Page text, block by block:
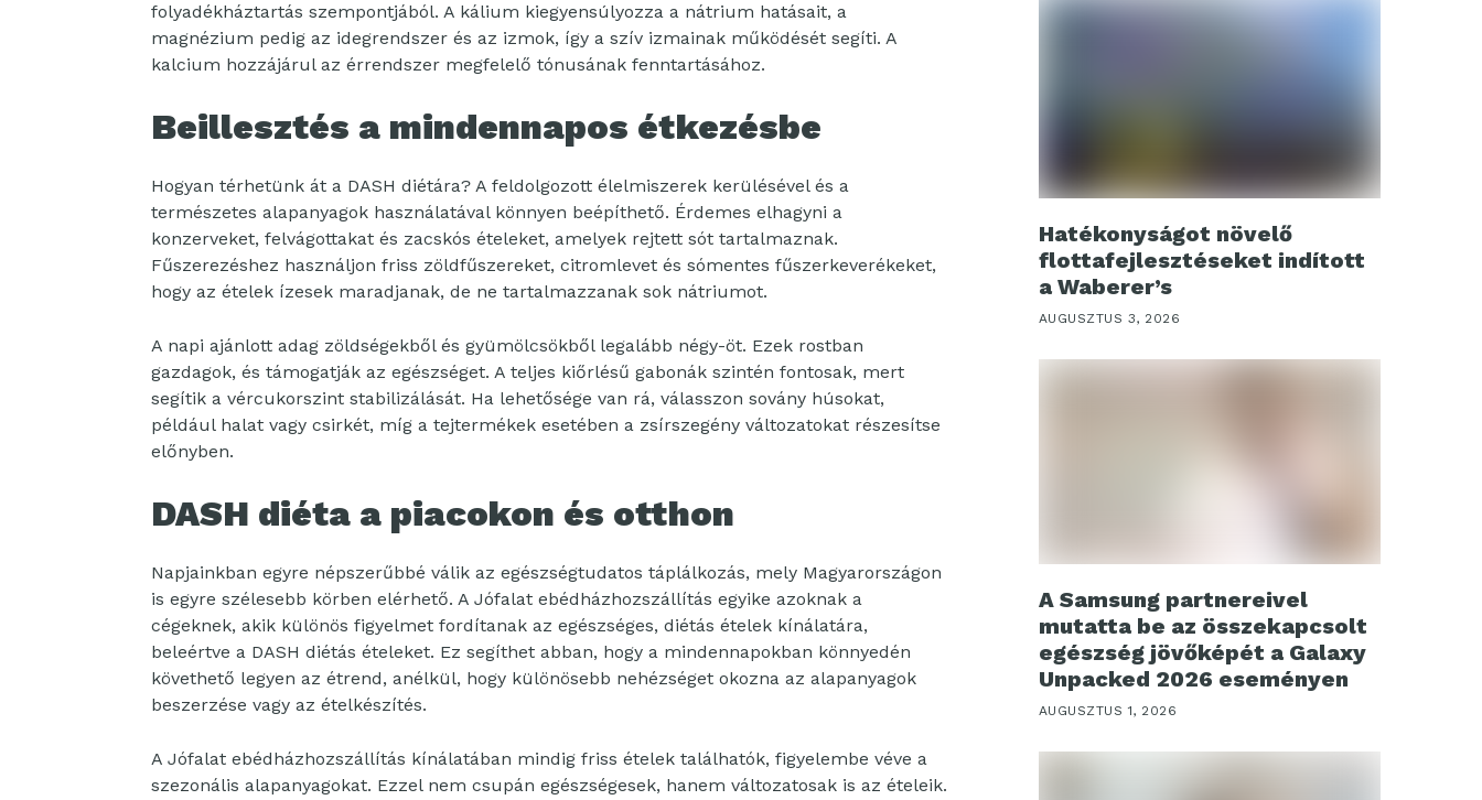
folyadékháztartás szempontjából. A kálium kiegyensúlyozza a nátrium hatásait, a
magnézium pedig az idegrendszer és az izmok, így a szív izmainak működését segíti. A
kalcium hozzájárul az érrendszer megfelelő tónusának fenntartásához.
Beillesztés a mindennapos étkezésbe
Hogyan térhetünk át a DASH diétára? A feldolgozott élelmiszerek kerülésével és a
természetes alapanyagok használatával könnyen beépíthető. Érdemes elhagyni a
konzerveket, felvágottakat és zacskós ételeket, amelyek rejtett sót tartalmaznak.
Fűszerezéshez használjon friss zöldfűszereket, citromlevet és sómentes fűszerkeverékeket,
hogy az ételek ízesek maradjanak, de ne tartalmazzanak sok nátriumot.
A napi ajánlott adag zöldségekből és gyümölcsökből legalább négy-öt. Ezek rostban
gazdagok, és támogatják az egészséget. A teljes kiőrlésű gabonák szintén fontosak, mert
segítik a vércukorszint stabilizálását. Ha lehetősége van rá, válasszon sovány húsokat,
például halat vagy csirkét, míg a tejtermékek esetében a zsírszegény változatokat részesítse
előnyben.
DASH diéta a piacokon és otthon
Napjainkban egyre népszerűbbé válik az egészségtudatos táplálkozás, mely Magyarországon
is egyre szélesebb körben elérhető. A Jófalat ebédházhozszállítás egyike azoknak a
cégeknek, akik különös figyelmet fordítanak az egészséges, diétás ételek kínálatára,
beleértve a DASH diétás ételeket. Ez segíthet abban, hogy a mindennapokban könnyedén
követhető legyen az étrend, anélkül, hogy különösebb nehézséget okozna az alapanyagok
beszerzése vagy az ételkészítés.
A Jófalat ebédházhozszállítás kínálatában mindig friss ételek találhatók, figyelembe véve a
szezonális alapanyagokat. Ezzel nem csupán egészségesek, hanem változatosak is az ételeik.
Hatékonyságot növelő
flottafejlesztéseket indított
a Waberer’s
AUGUSZTUS 3, 2026
A Samsung partnereivel
mutatta be az összekapcsolt
egészség jövőképét a Galaxy
Unpacked 2026 eseményen
AUGUSZTUS 1, 2026